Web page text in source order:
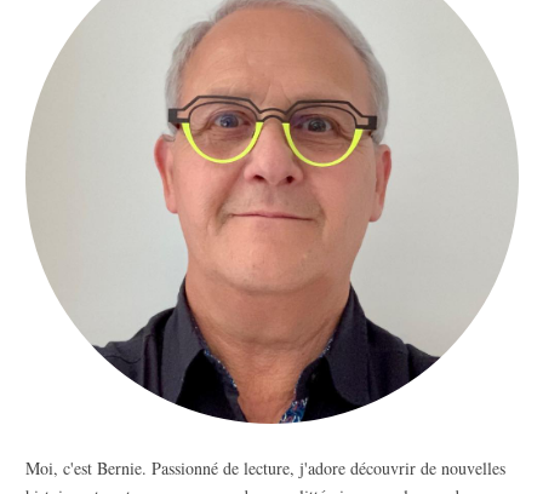
Moi, c'est Bernie. Passionné de lecture, j'adore découvrir de nouvelles